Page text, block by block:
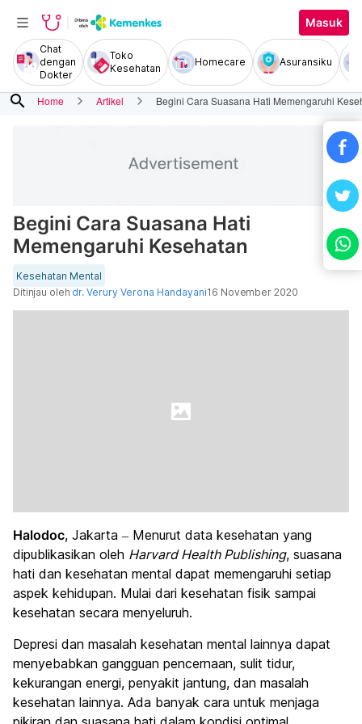
Masuk
Chat
dengan
Dokter
Toko
Kesehatan
Homecare Asuransiku
search Home Artikel Begini Cara Suasana Hati Memengaruhi
Begini Cara Suasana Hati
Memengaruhi Kesehatan
Kesehatan Mental
Ditinjau oleh dr. Verury Verona Handayani16 November 2020
Halodoc, Jakarta – Menurut data kesehatan yang
dipublikasikan oleh Harvard Health Publishing, suasana
hati dan kesehatan mental dapat memengaruhi setiap
aspek kehidupan. Mulai dari kesehatan fisik sampai
kesehatan secara menyeluruh.
Depresi dan masalah kesehatan mental lainnya dapat
menyebabkan gangguan pencernaan, sulit tidur,
kekurangan energi, penyakit jantung, dan masalah
kesehatan lainnya. Ada banyak cara untuk menjaga